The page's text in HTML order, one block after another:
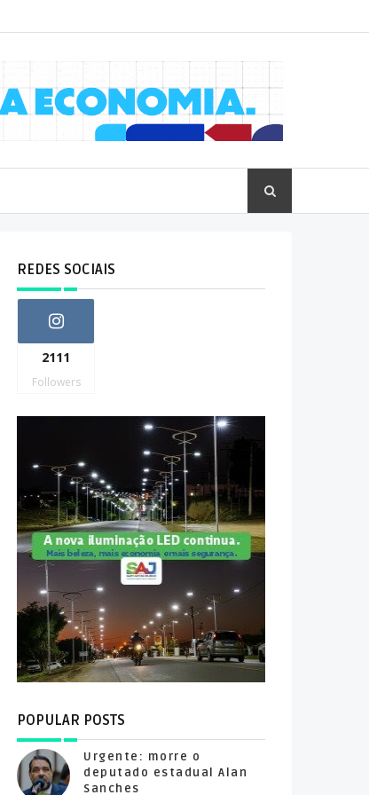
REDES SOCIAIS
2111
Followers
POPULAR POSTS
Urgente: morre o
deputado estadual Alan
Sanches